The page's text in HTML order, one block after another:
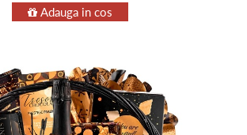
Adauga in cos